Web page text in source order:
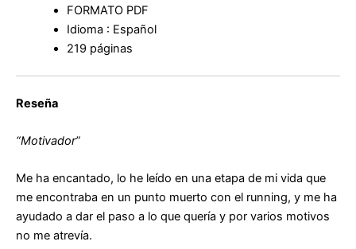
FORMATO PDF
Idioma : Español
219 páginas
Reseña
“Motivador”
Me ha encantado, lo he leído en una etapa de mi vida que
me encontraba en un punto muerto con el running, y me ha
ayudado a dar el paso a lo que quería y por varios motivos
no me atrevía.